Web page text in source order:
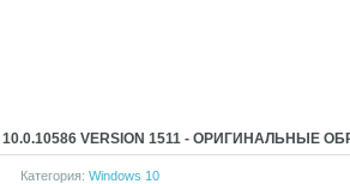
10.0.10586 VERSION 1511 - ОРИГИНАЛЬНЫЕ
Категория: Windows 10